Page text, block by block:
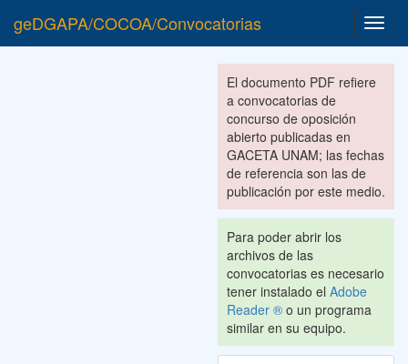
geDGAPA/COCOA/Convocatorias
El documento PDF refiere
a convocatorias de
concurso de oposición
abierto publicadas en
GACETA UNAM; las fechas
de referencia son las de
publicación por este medio.
Para poder abrir los
archivos de las
convocatorias es necesario
tener instalado el Adobe
Reader ® o un programa
similar en su equipo.